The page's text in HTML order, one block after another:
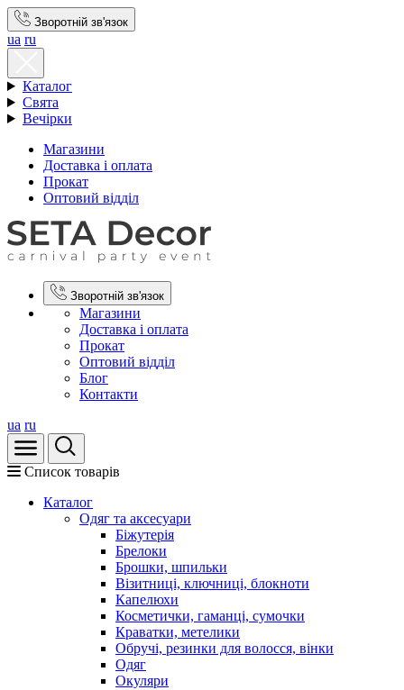
Зворотній зв'язок
ua ru
Каталог
Свята
Вечірки
Магазини
Доставка і оплата
Прокат
Оптовий відділ
Зворотній зв'язок
Магазини
Доставка і оплата
Прокат
Оптовий відділ
Блог
Контакти
ua ru
Список товарів
Каталог
Oдяг та аксесуари
Біжутерія
Брелоки
Брошки, шпильки
Візитниці, ключниці, блокноти
Капелюхи
Косметички, гаманці, сумочки
Краватки, метелики
Обручі, резинки для волосся, вінки
Одяг
Окуляри